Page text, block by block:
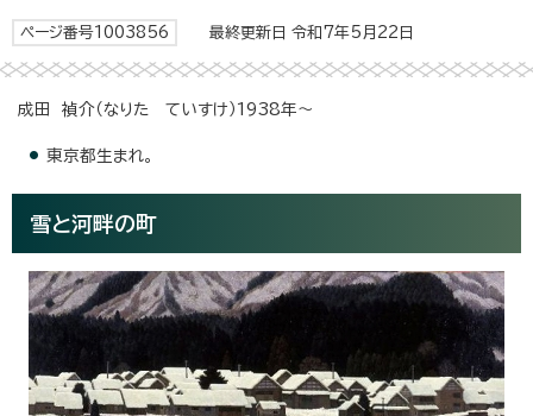
ページ番号1003856 最終更新日 令和7年5月22日
成田 禎介（なりた ていすけ）1938年～
東京都生まれ。
雪と河畔の町